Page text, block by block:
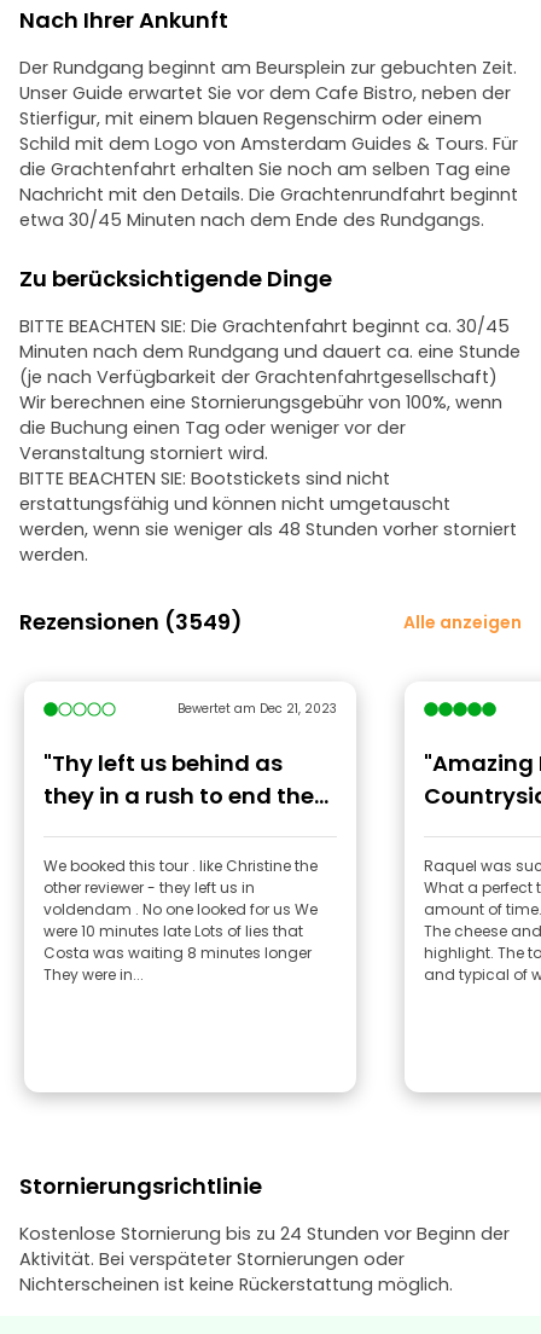
Nach Ihrer Ankunft
Der Rundgang beginnt am Beursplein zur gebuchten Zeit.
Unser Guide erwartet Sie vor dem Cafe Bistro, neben der
Stierfigur, mit einem blauen Regenschirm oder einem
Schild mit dem Logo von Amsterdam Guides & Tours. Für
die Grachtenfahrt erhalten Sie noch am selben Tag eine
Nachricht mit den Details. Die Grachtenrundfahrt beginnt
etwa 30/45 Minuten nach dem Ende des Rundgangs.
Zu berücksichtigende Dinge
BITTE BEACHTEN SIE: Die Grachtenfahrt beginnt ca. 30/45
Minuten nach dem Rundgang und dauert ca. eine Stunde
(je nach Verfügbarkeit der Grachtenfahrtgesellschaft)
Wir berechnen eine Stornierungsgebühr von 100%, wenn
die Buchung einen Tag oder weniger vor der
Veranstaltung storniert wird.
BITTE BEACHTEN SIE: Bootstickets sind nicht
erstattungsfähig und können nicht umgetauscht
werden, wenn sie weniger als 48 Stunden vorher storniert
werden.
Rezensionen (3549) Alle anzeigen
Bewertet am Dec 21, 2023
"Thy left us behind as
they in a rush to end the
tour today 21 Dec 2023"
We booked this tour . like Christine the
other reviewer - they left us in
voldendam . No one looked for us We
were 10 minutes late Lots of lies that
Costa was waiting 8 minutes longer
They were in...
"Amazing
Raquel was
What a perfect
amount of
The cheese
highlight. The
and typical of
Stornierungsrichtlinie
Kostenlose Stornierung bis zu 24 Stunden vor Beginn der
Aktivität. Bei verspäteter Stornierungen oder
Nichterscheinen ist keine Rückerstattung möglich.